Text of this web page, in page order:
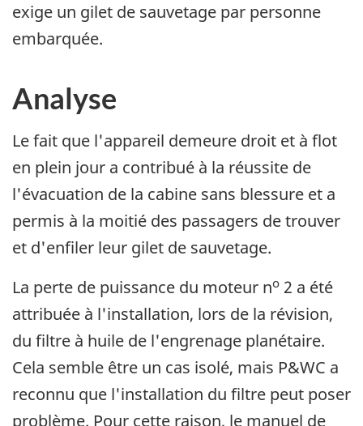
exige un gilet de sauvetage par personne
embarquée.
Analyse
Le fait que l'appareil demeure droit et à flot
en plein jour a contribué à la réussite de
l'évacuation de la cabine sans blessure et a
permis à la moitié des passagers de trouver
et d'enfiler leur gilet de sauvetage.
La perte de puissance du moteur no 2 a été
attribuée à l'installation, lors de la révision,
du filtre à huile de l'engrenage planétaire.
Cela semble être un cas isolé, mais P&WC a
reconnu que l'installation du filtre peut poser
problème. Pour cette raison, le manuel de